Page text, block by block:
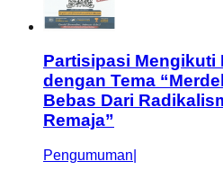
Partisipasi Mengikuti
dengan Tema
Bebas Dari
Remaja”
Pengumuman